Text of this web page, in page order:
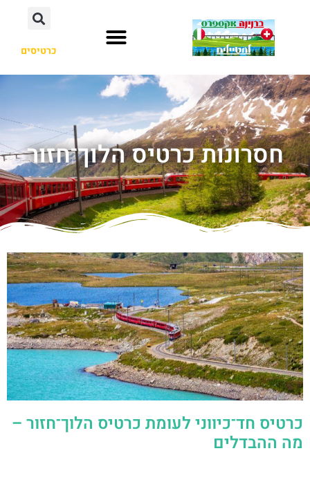
כרטיסים
חסרונות כרטיס הלוך־חזור
כרטיס חד־כיווני לעומת כרטיס הלוך־חזור –
מה ההבדלים